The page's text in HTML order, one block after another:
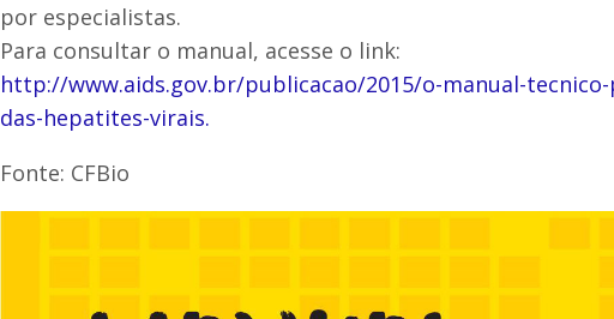
por especialistas.
Para consultar o manual, acesse o link:
http://www.aids.gov.br/publicacao/2015/o-manual-
das-hepatites-virais.
Fonte: CFBio